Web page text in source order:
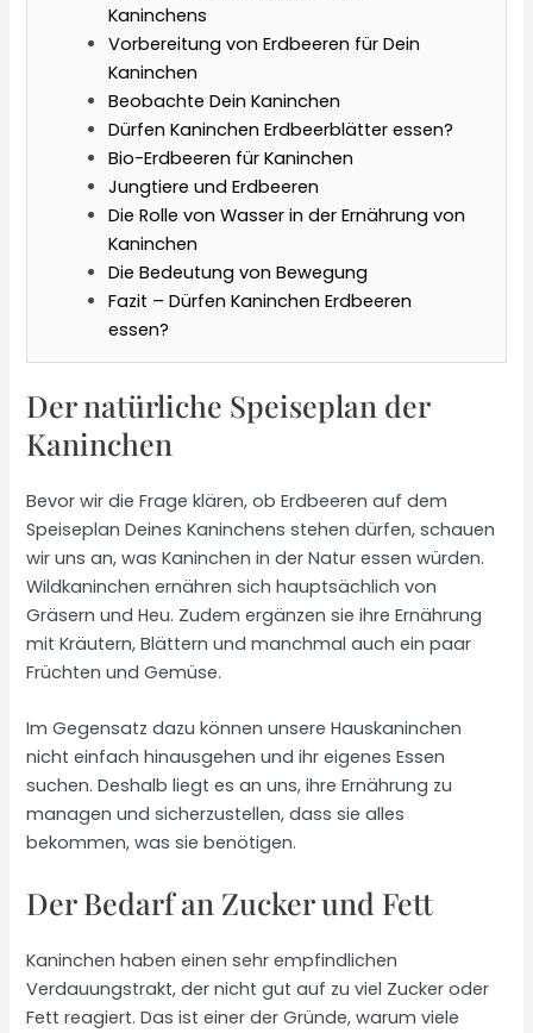
Kaninchens
Vorbereitung von Erdbeeren für Dein
Kaninchen
Beobachte Dein Kaninchen
Dürfen Kaninchen Erdbeerblätter essen?
Bio-Erdbeeren für Kaninchen
Jungtiere und Erdbeeren
Die Rolle von Wasser in der Ernährung von
Kaninchen
Die Bedeutung von Bewegung
Fazit – Dürfen Kaninchen Erdbeeren
essen?
Der natürliche Speiseplan der
Kaninchen
Bevor wir die Frage klären, ob Erdbeeren auf dem
Speiseplan Deines Kaninchens stehen dürfen, schauen
wir uns an, was Kaninchen in der Natur essen würden.
Wildkaninchen ernähren sich hauptsächlich von
Gräsern und Heu. Zudem ergänzen sie ihre Ernährung
mit Kräutern, Blättern und manchmal auch ein paar
Früchten und Gemüse.
Im Gegensatz dazu können unsere Hauskaninchen
nicht einfach hinausgehen und ihr eigenes Essen
suchen. Deshalb liegt es an uns, ihre Ernährung zu
managen und sicherzustellen, dass sie alles
bekommen, was sie benötigen.
Der Bedarf an Zucker und Fett
Kaninchen haben einen sehr empfindlichen
Verdauungstrakt, der nicht gut auf zu viel Zucker oder
Fett reagiert. Das ist einer der Gründe, warum viele